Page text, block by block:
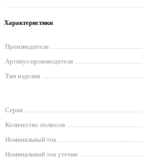
Характеристики
Производитель
Артикул производителя
Тип изделия
Серия
Количество полюсов
Номинальный ток
Номинальный ток утечки